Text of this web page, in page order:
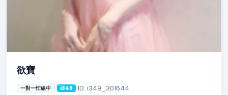
欲寶
一對一忙線中 i349 ID: i349_301644